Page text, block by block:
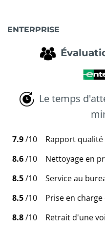
ENTERPRISE
Le temps
7.9/10
Rapport
8.6/10
Nettoyage en
8.5/10
Service au
8.5/10
Prise en
8.8/10 Retrait d'une